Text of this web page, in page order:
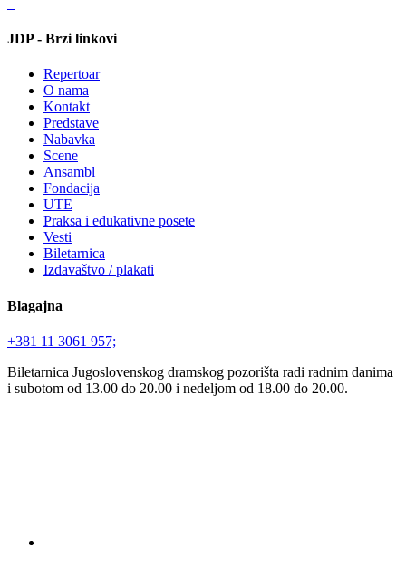
JDP - Brzi linkovi
Repertoar
O nama
Kontakt
Predstave
Nabavka
Scene
Ansambl
Fondacija
UTE
Praksa i edukativne posete
Vesti
Biletarnica
Izdavaštvo / plakati
Blagajna
+381 11 3061 957;
Biletarnica Jugoslovenskog dramskog pozorišta radi radnim danima
i subotom od 13.00 do 20.00 i nedeljom od 18.00 do 20.00.